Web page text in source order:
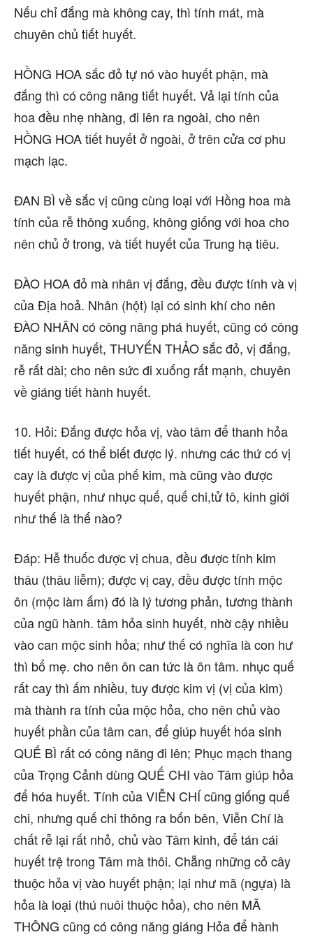
Nếu chỉ đắng mà không cay, thì tính mát, mà
chuyên chủ tiết huyết.
HỒNG HOA sắc đỏ tự nó vào huyết phận, mà
đắng thì có công năng tiết huyết. Vả lại tính của
hoa đều nhẹ nhàng, đi lên ra ngoài, cho nên
HỒNG HOA tiết huyết ở ngoài, ở trên cửa cơ phu
mạch lạc.
ĐAN BÌ về sắc vị cũng cùng loại với Hồng hoa mà
tính của rễ thông xuống, không giống với hoa cho
nên chủ ở trong, và tiết huyết của Trung hạ tiêu.
ĐÀO HOA đỏ mà nhân vị đắng, đều được tính và vị
của Địa hoả. Nhân (hột) lại có sinh khí cho nên
ĐÀO NHÂN có công năng phá huyết, cũng có công
năng sinh huyết, THUYẾN THẢO sắc đỏ, vị đắng,
rễ rất dài; cho nên sức đi xuống rất mạnh, chuyên
về giáng tiết hành huyết.
10. Hỏi: Đắng được hỏa vị, vào tâm để thanh hỏa
tiết huyết, có thể biết được lý. nhưng các thứ có vị
cay là được vị của phế kim, mà cũng vào được
huyết phận, như nhục quế, quế chi,tử tô, kinh giới
như thế là thế nào?
Đáp: Hễ thuốc được vị chua, đều được tính kim
thâu (thâu liễm); được vị cay, đều được tính mộc
ôn (mộc làm ấm) đó là lý tương phản, tương thành
của ngũ hành. tâm hỏa sinh huyết, nhờ cậy nhiều
vào can mộc sinh hỏa; như thế có nghĩa là con hư
thì bổ mẹ. cho nên ôn can tức là ôn tâm. nhục quế
rất cay thì ấm nhiều, tuy được kim vị (vị của kim)
mà thành ra tính của mộc hỏa, cho nên chủ vào
huyết phần của tâm can, để giúp huyết hóa sinh
QUẾ BÌ rất có công năng đi lên; Phục mạch thang
của Trọng Cảnh dùng QUẾ CHI vào Tâm giúp hỏa
để hóa huyết. Tính của VIỄN CHÍ cũng giống quế
chi, nhưng quế chi thông ra bốn bên, Viễn Chí là
chất rễ lại rất nhỏ, chủ vào Tâm kinh, để tán cái
huyết trệ trong Tâm mà thôi. Chẵng những cỏ cây
thuộc hỏa vị vào huyết phận; lại như mã (ngựa) là
hỏa là loại (thú nuôi thuộc hỏa), cho nên MÃ
THÔNG cũng có công năng giáng Hỏa để hành